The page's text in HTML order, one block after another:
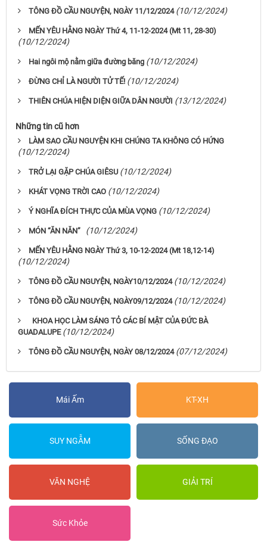
TÔNG ĐỒ CẦU NGUYỆN, NGÀY 11/12/2024 (10/12/2024)
MẾN YÊU HẰNG NGÀY Thứ 4, 11-12-2024 (Mt 11, 28-30)
(10/12/2024)
Hai ngôi mộ nằm giữa đường băng (10/12/2024)
ĐỪNG CHỈ LÀ NGƯỜI TỬ TẾ! (10/12/2024)
THIÊN CHÚA HIỆN DIỆN GIỮA DÂN NGƯỜI (13/12/2024)
Những tin cũ hơn
LÀM SAO CẦU NGUYỆN KHI CHÚNG TA KHÔNG CÓ HỨNG
(10/12/2024)
TRỞ LẠI GẶP CHÚA GIÊSU (10/12/2024)
KHÁT VỌNG TRỜI CAO (10/12/2024)
Ý NGHĨA ĐÍCH THỰC CỦA MÙA VỌNG (10/12/2024)
MÓN “ĂN NĂN” (10/12/2024)
MẾN YÊU HẰNG NGÀY Thứ 3, 10-12-2024 (Mt 18,12-14)
(10/12/2024)
TÔNG ĐỒ CẦU NGUYỆN, NGÀY10/12/2024 (10/12/2024)
TÔNG ĐỒ CẦU NGUYỆN, NGÀY09/12/2024 (10/12/2024)
KHOA HỌC LÀM SÁNG TỎ CÁC BÍ MẬT CỦA ĐỨC BÀ
GUADALUPE (10/12/2024)
TÔNG ĐỒ CẦU NGUYỆN, NGÀY 08/12/2024 (07/12/2024)
Mái Ấm KT-XH
SUY NGẪM SỐNG ĐẠO
VĂN NGHỆ GIẢI TRÍ
Sức Khỏe